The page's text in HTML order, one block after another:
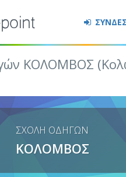
ΚΟΛΟΜΒΟΣ
ΣΧΟΛΗ ΟΔΗΓΩΝ
ΚΟΛΟΜΒΟΣ